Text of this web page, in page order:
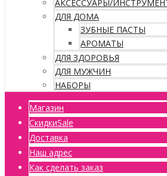
АКСЕССУАРЫ/
ДЛЯ ДОМА
ЗУБНЫЕ ПАСТЫ
АРОМАТЫ
ДЛЯ ЗДОРОВЬЯ
ДЛЯ МУЖЧИН
НАБОРЫ
Магазин
СкидкиSale
Доставка
Наш адрес
Как сделать заказ